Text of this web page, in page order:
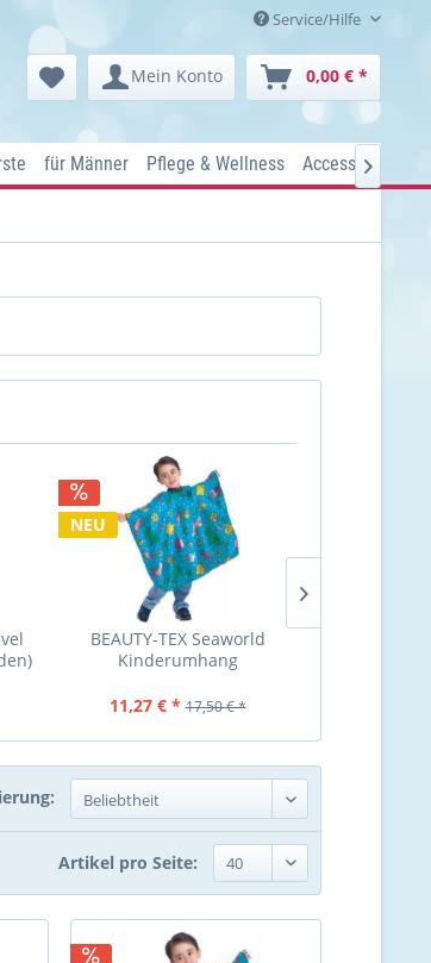
Service/Hilfe
Mein Konto 0,00 € *
für Männer Pflege & Wellness Accessoires

NEU
BEAUTY-TEX Seaworld
Kinderumhang
11,27 € * 17,50 € *
Artikel pro Seite: